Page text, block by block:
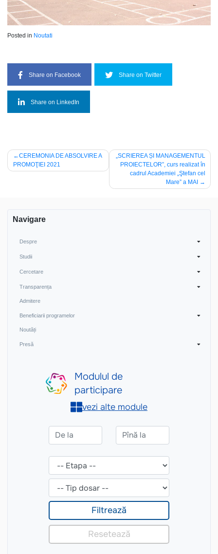
Posted in Noutati
Share on Facebook Share on Twitter
Share on LinkedIn
Post
navigation
CEREMONIA DE ABSOLVIRE A
PROMOŢIEI 2021
„SCRIEREA ȘI MANAGEMENTUL
PROIECTELOR”, curs realizat în
cadrul Academiei „Ştefan cel
Mare” a MAI
Navigare
Despre
Studii
Cercetare
Transparența
Admitere
Beneficiarii programelor
Noutăți
Presă